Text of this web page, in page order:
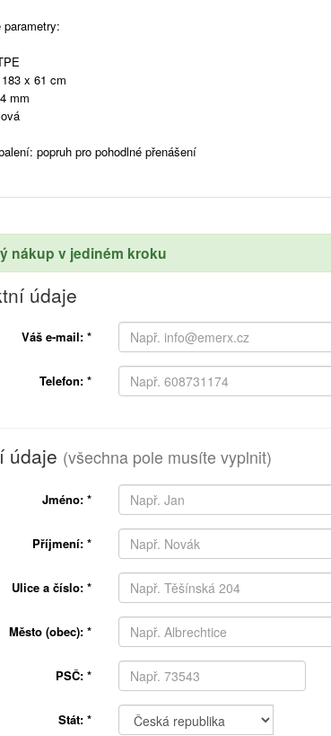
parametry:
x 61 cm
mm
popruh pro pohodlné přenášení
nákup v jediném kroku
údaje
Váš e-mail: *
Telefon: *
údaje (všechna pole musíte vyplnit)
Jméno: *
Příjmení: *
Ulice a číslo: *
Město (obec): *
PSČ: *
Stát: *